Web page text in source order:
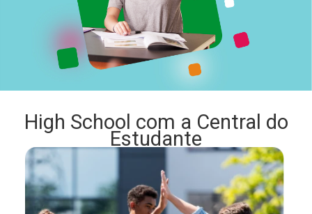
High School com a Central do
Estudante